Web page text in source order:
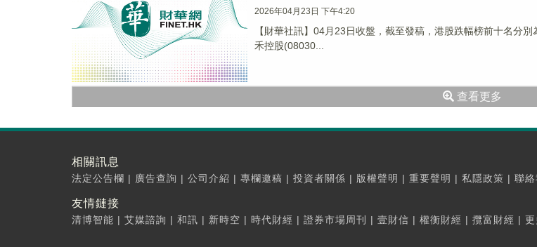
2026年04月23日 下午4:20
【財華社訊】04月23日收盤，截至發稿，港股跌幅榜前十名分
禾控股(08030...
查看更多
相關訊息
法定公告欄 | 廣告查詢 | 公司介紹 | 專欄邀稿 | 投資者關係 | 版權聲明 | 重要聲明 | 私隱政策 | 聯絡
友情鏈接
清博智能 | 艾媒諮詢 | 和訊 | 新時空 | 時代財經 | 證券市場周刊 | 壹財信 | 權衡財經 | 攬富財經 |